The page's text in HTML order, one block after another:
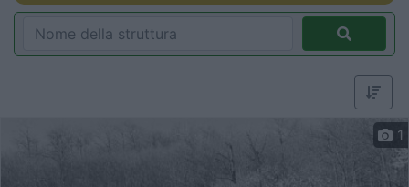
1